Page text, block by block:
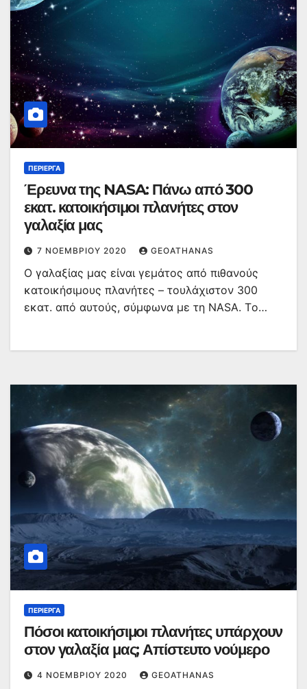
ΠΕΡΊΕΡΓΑ
Έρευνα της NASA: Πάνω από 300
εκατ. κατοικήσιμοι πλανήτες στον
γαλαξία μας
7 ΝΟΕΜΒΡΊΟΥ 2020 GEOATHANAS
Ο γαλαξίας μας είναι γεμάτος από πιθανούς
κατοικήσιμους πλανήτες – τουλάχιστον 300
εκατ. από αυτούς, σύμφωνα με τη NASA. Tο…
ΠΕΡΊΕΡΓΑ
Πόσοι κατοικήσιμοι πλανήτες υπάρχουν
στον γαλαξία μας; Απίστευτο νούμερο
4 ΝΟΕΜΒΡΊΟΥ 2020 GEOATHANAS